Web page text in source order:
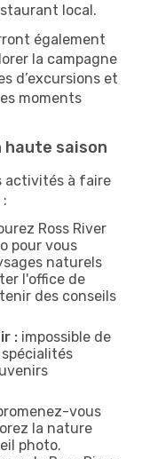
local.
également
la campagne
d’excursions et
moments
haute saison
activités à faire
Ross River
pour vous
naturels
l'office de
des conseils
: impossible de
vous
la nature
photo.